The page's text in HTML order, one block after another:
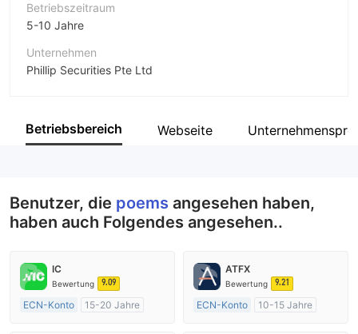
Betriebszeitraum
5-10 Jahre
Unternehmen
Phillip Securities Pte Ltd
Unternehmensmitarbeiter
Betriebsbereich Webseite
Benutzer, die poems angesehen haben,
haben auch Folgendes angesehen..
IC
Bewertung 9.09
ECN-Konto
15-20 Jahre
ATFX
Bewertung 9.21
ECN-Konto
10-15 Jahre